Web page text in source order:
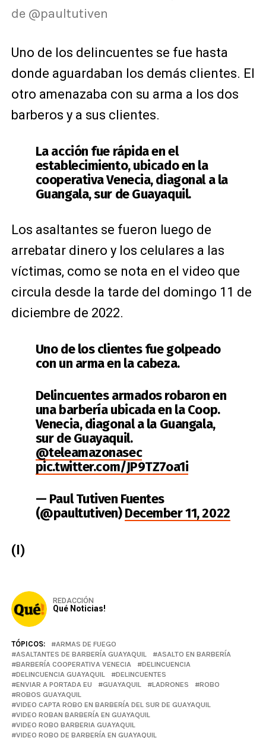
de @paultutiven
Uno de los delincuentes se fue hasta
donde aguardaban los demás clientes. El
otro amenazaba con su arma a los dos
barberos y a sus clientes.
La acción fue rápida en el
establecimiento, ubicado en la
cooperativa Venecia, diagonal a la
Guangala, sur de Guayaquil.
Los asaltantes se fueron luego de
arrebatar dinero y los celulares a las
víctimas, como se nota en el video que
circula desde la tarde del domingo 11 de
diciembre de 2022.
Uno de los clientes fue golpeado
con un arma en la cabeza.
Delincuentes armados robaron en
una barbería ubicada en la Coop.
Venecia, diagonal a la Guangala,
sur de Guayaquil.
@teleamazonasec
pic.twitter.com/JP9TZ7oa1i
— Paul Tutiven Fuentes
(@paultutiven)December 11, 2022
(I)
REDACCIÓN
Qué Noticias!
TÓPICOS:
ARMAS DE FUEGO
ASALTANTES DE BARBERÍA GUAYAQUIL
ASALTO EN BARBERÍA
BARBERÍA COOPERATIVA VENECIA
DELINCUENCIA
DELINCUENCIA GUAYAQUIL
DELINCUENTES
ENVIAR A PORTADA EU
GUAYAQUIL LADRONES
ROBO
ROBOS GUAYAQUIL
VIDEO CAPTA ROBO EN BARBERÍA DEL SUR DE GUAYAQUIL
VIDEO ROBAN BARBERÍA EN GUAYAQUIL
VIDEO ROBO BARBERIA GUAYAQUIL
VIDEO ROBO DE BARBERÍA EN GUAYAQUIL